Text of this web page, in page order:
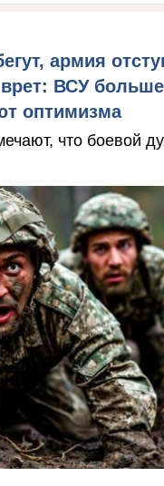
армия
ВСУ
оптимизма
что боевой